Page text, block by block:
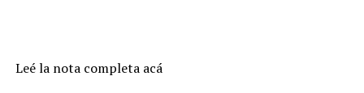
Leé la nota completa acá